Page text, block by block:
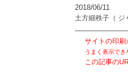
2018/06/11
土方細秩子 （
サイトの印刷
うまく表示で
この記事の